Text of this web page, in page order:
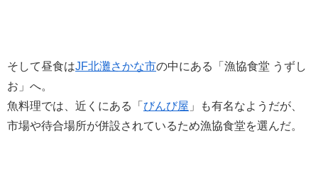
そして昼食はJF北灘さかな市の中にある「漁協食堂 うずし
お」へ。
魚料理では、近くにある「 びんび屋 」も有名なようだが、
市場や待合場所が併設されているため漁協食堂を選んだ。